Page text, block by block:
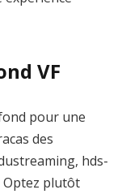
VF
pour une
des
hds-
Optez plutôt